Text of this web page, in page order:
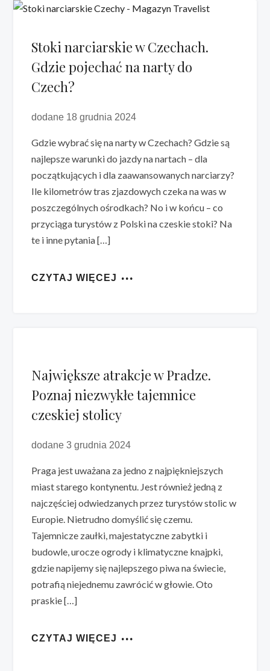
Stoki narciarskie w Czechach.
Gdzie pojechać na narty do
Czech?
dodane 18 grudnia 2024
Gdzie wybrać się na narty w Czechach? Gdzie są
najlepsze warunki do jazdy na nartach – dla
początkujących i dla zaawansowanych narciarzy?
Ile kilometrów tras zjazdowych czeka na was w
poszczególnych ośrodkach? No i w końcu – co
przyciąga turystów z Polski na czeskie stoki? Na
te i inne pytania […]
CZYTAJ WIĘCEJ
Największe atrakcje w Pradze.
Poznaj niezwykłe tajemnice
czeskiej stolicy
dodane 3 grudnia 2024
Praga jest uważana za jedno z najpiękniejszych
miast starego kontynentu. Jest również jedną z
najczęściej odwiedzanych przez turystów stolic w
Europie. Nietrudno domyślić się czemu.
Tajemnicze zaułki, majestatyczne zabytki i
budowle, urocze ogrody i klimatyczne knajpki,
gdzie napijemy się najlepszego piwa na świecie,
potrafią niejednemu zawrócić w głowie. Oto
praskie […]
CZYTAJ WIĘCEJ